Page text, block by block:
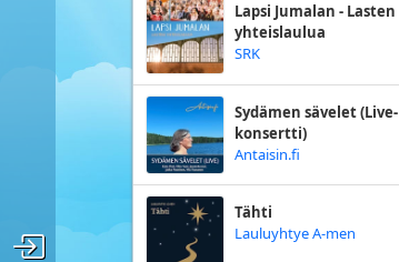
Lapsi Jumalan - Lasten
yhteislaulua
SRK
Sydämen sävelet (Live-
konsertti)
Antaisin.fi
Tähti
Lauluyhtye A-men